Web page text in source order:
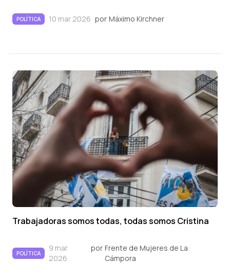
POLÍTICA 10 mar 2026 por Máximo Kirchner
Trabajadoras somos todas, todas somos Cristina
POLÍTICA
9 mar
2026
por Frente de Mujeres de La
Cámpora